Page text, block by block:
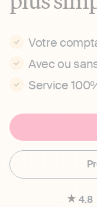
Votre
Avec ou
Service
4.8